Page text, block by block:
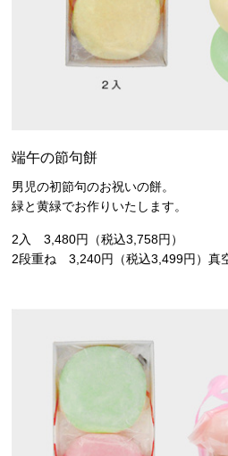
端午の節句餅
男児の初節句のお祝いの餅。
緑と黄緑でお作りいたします。
2入 3,480円（税込3,758円）
2段重ね 3,240円（税込3,499円）真